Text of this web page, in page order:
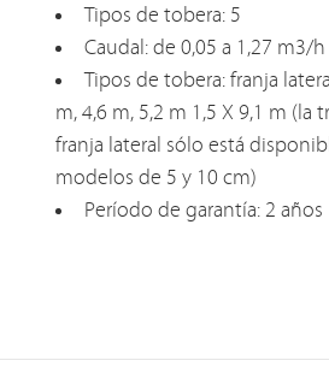
Tipos de tobera: 5
Caudal: de 0,05 a 1,27 m3/h
Tipos de tobera: franja
m, 4,6 m, 5,2 m 1,5 X 9,1 m (la
franja lateral sólo está
modelos de 5 y 10 cm)
Período de garantía: 2 años